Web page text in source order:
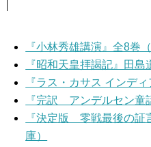
『小林秀雄講演』全8巻
『昭和天皇拝謁記』田島
『ラス・カサス インデ
『完訳 アンデルセン童
『決定版 零戦最後の証
庫）